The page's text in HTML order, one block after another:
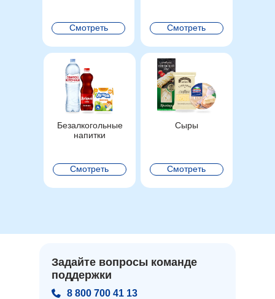
Сыры
Смотреть
Смотреть
Безалкогольные
напитки
Смотреть
Смотреть
Задайте вопросы команде
поддержки
8 800 700 41 13